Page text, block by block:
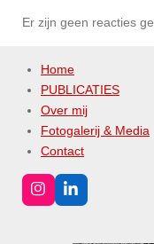
Er zijn geen reacties
Home
PUBLICATIES
Over mij
Fotogalerij & Media
Contact
I
n
L
i